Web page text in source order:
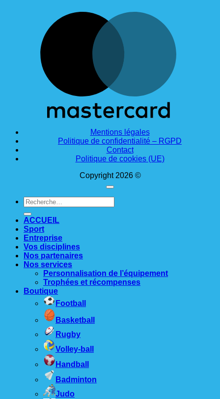
Mentions légales
Politique de confidentialité – RGPD
Contact
Politique de cookies (UE)
Copyright 2026 ©
Recherche
pour :
ACCUEIL
Sport
Entreprise
Vos disciplines
Nos partenaires
Nos services
Personnalisation de l’équipement
Trophées et récompenses
Boutique
Football
Basketball
Rugby
Volley-ball
Handball
Badminton
Judo